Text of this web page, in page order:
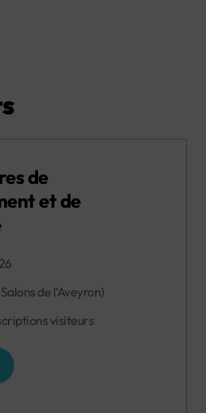
de
et de
de l’Aveyron)
visiteurs